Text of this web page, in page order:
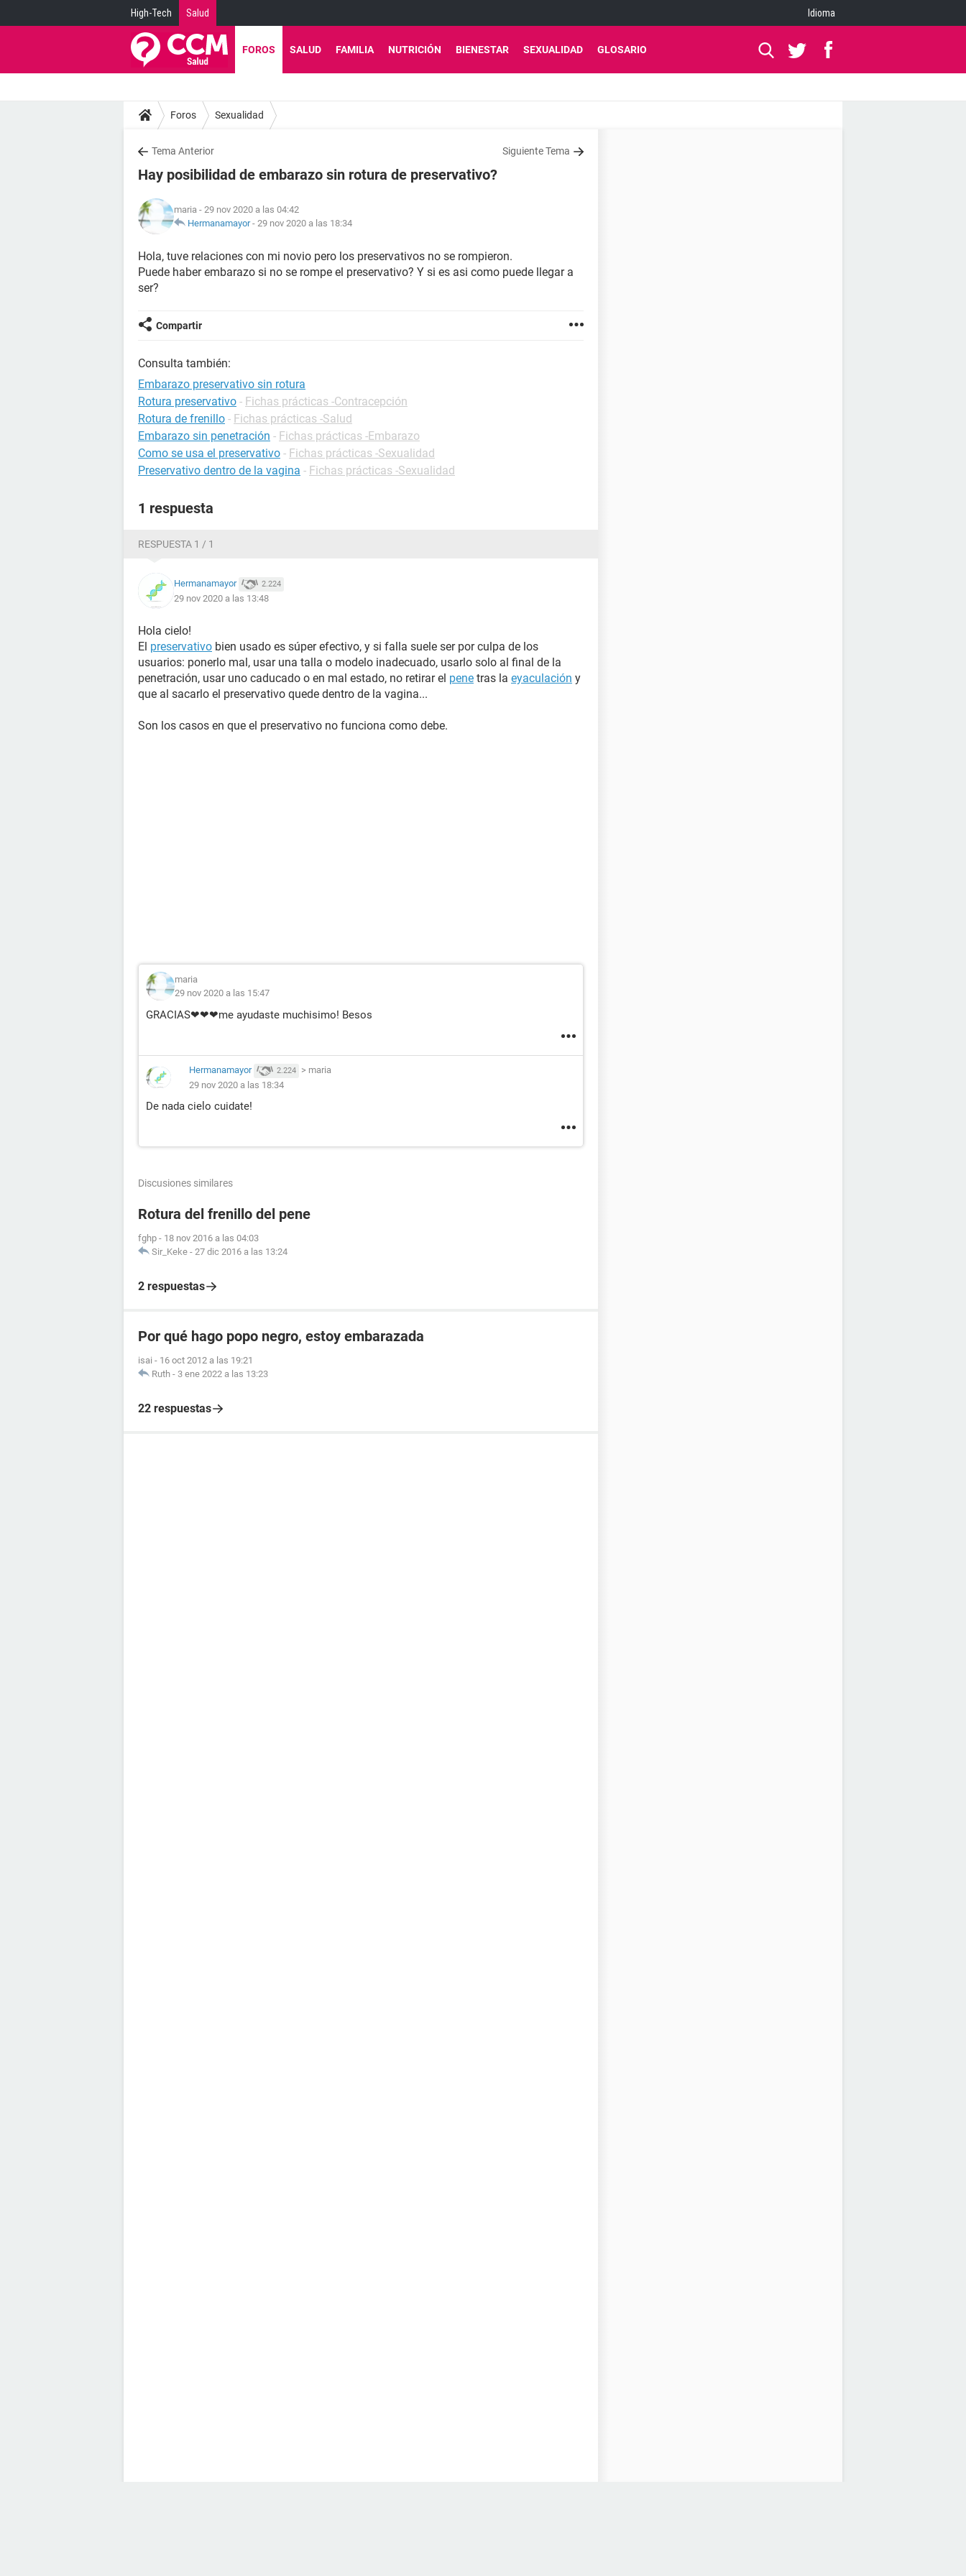
High-Tech Salud Idioma
FOROS SALUD FAMILIA NUTRICIÓN BIENESTAR SEXUALIDAD GLOSARIO
Foros Sexualidad
Tema Anterior Siguiente Tema
Hay posibilidad de embarazo sin rotura de preservativo?
maria - 29 nov 2020 a las 04:42
Hermanamayor- 29 nov 2020 a las 18:34
Hola, tuve relaciones con mi novio pero los preservativos no se rompieron.
Puede haber embarazo si no se rompe el preservativo? Y si es asi como puede llegar a
ser?
Compartir
Consulta también:
Embarazo preservativo sin rotura
Rotura preservativo - Fichas prácticas -Contracepción
Rotura de frenillo - Fichas prácticas -Salud
Embarazo sin penetración - Fichas prácticas -Embarazo
Como se usa el preservativo - Fichas prácticas -Sexualidad
Preservativo dentro de la vagina - Fichas prácticas -Sexualidad
1 respuesta
RESPUESTA 1 / 1
Hermanamayor 2.224
29 nov 2020 a las 13:48
Hola cielo!
El preservativo bien usado es súper efectivo, y si falla suele ser por culpa de los
usuarios: ponerlo mal, usar una talla o modelo inadecuado, usarlo solo al final de la
penetración, usar uno caducado o en mal estado, no retirar el pene tras la eyaculación y
que al sacarlo el preservativo quede dentro de la vagina...
Son los casos en que el preservativo no funciona como debe.
maria
29 nov 2020 a las 15:47
GRACIAS❤❤❤me ayudaste muchisimo! Besos
Hermanamayor 2.224 > maria
29 nov 2020 a las 18:34
De nada cielo cuidate!
Discusiones similares
Rotura del frenillo del pene
fghp - 18 nov 2016 a las 04:03
Sir_Keke - 27 dic 2016 a las 13:24
2 respuestas
Por qué hago popo negro, estoy embarazada
isai - 16 oct 2012 a las 19:21
Ruth - 3 ene 2022 a las 13:23
22 respuestas